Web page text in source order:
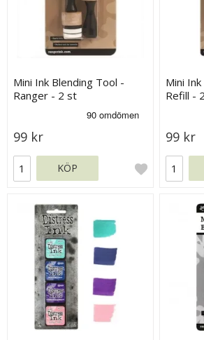
Mini Ink Blending Tool -
Ranger - 2 st
99 kr
KÖP
Mini
Refill -
99 kr